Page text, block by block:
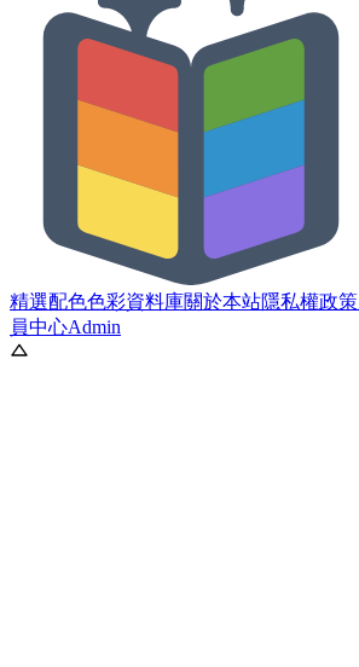
精選配色色彩資料庫關於本站隱私權政策
員中心Admin